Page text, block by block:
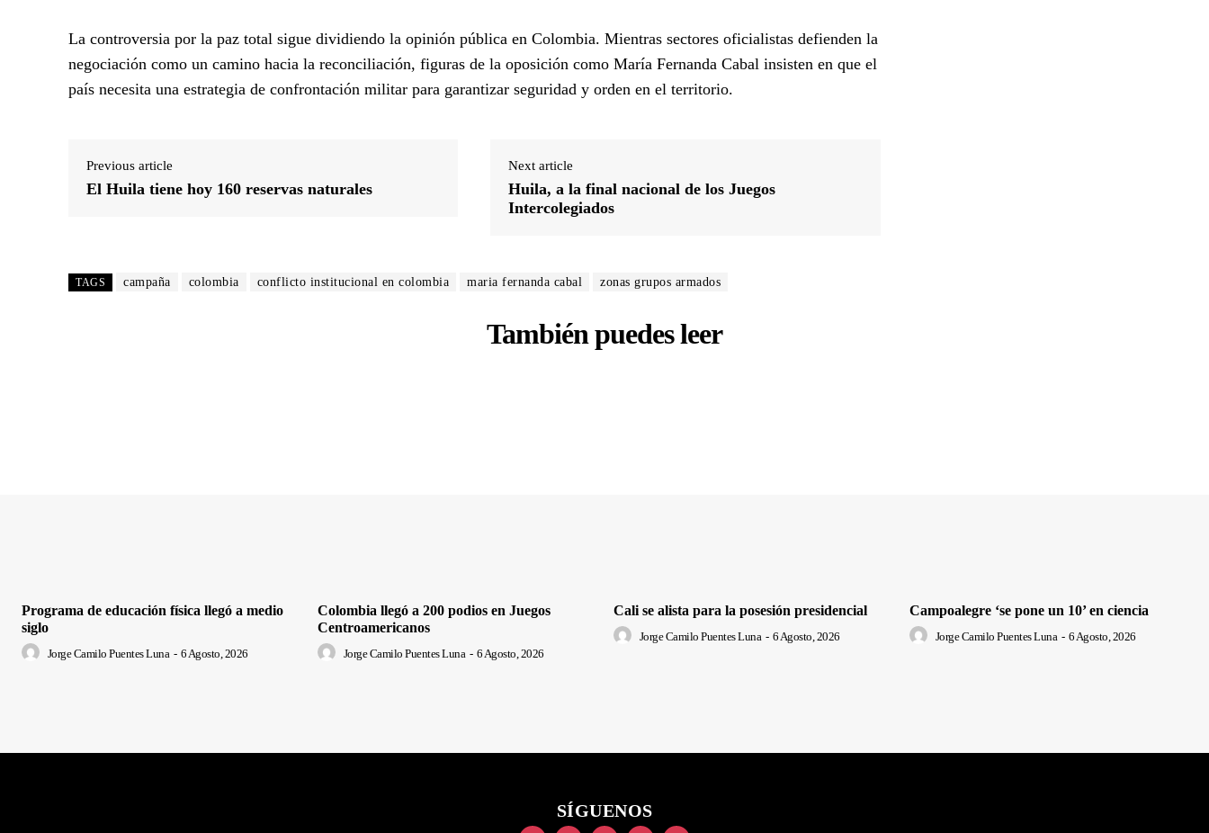
La controversia por la paz total sigue dividiendo la opinión pública en Colombia. Mientras sectores oficialistas defienden la
negociación como un camino hacia la reconciliación, figuras de la oposición como María Fernanda Cabal insisten en que el
país necesita una estrategia de confrontación militar para garantizar seguridad y orden en el territorio.
Previous article
El Huila tiene hoy 160 reservas naturales
Next article
Huila, a la final nacional de los Juegos
Intercolegiados
TAGS campaña colombia conflicto institucional en colombia maria fernanda cabal zonas grupos armados
También puedes leer
Programa de educación física llegó a medio
siglo
Jorge Camilo Puentes Luna - 6 Agosto, 2026
Colombia llegó a 200 podios en Juegos
Centroamericanos
Jorge Camilo Puentes Luna - 6 Agosto, 2026
Cali se alista para la posesión presidencial
Jorge Camilo Puentes Luna - 6 Agosto, 2026
Campoalegre ‘se pone un 10’ en ciencia
Jorge Camilo Puentes Luna - 6 Agosto, 2026
SÍGUENOS